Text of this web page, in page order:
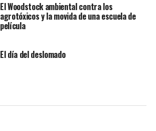
El Woodstock ambiental contra los
agrotóxicos y la movida de una escuela de
película
El día del deslomado